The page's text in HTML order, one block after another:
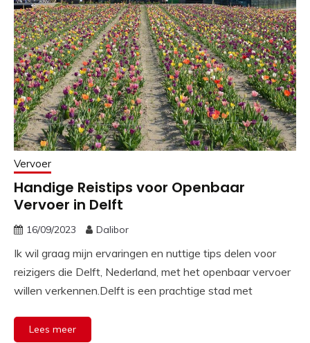
Vervoer
Handige Reistips voor Openbaar
Vervoer in Delft
16/09/2023 Dalibor
Ik wil graag mijn ervaringen en nuttige tips delen voor
reizigers die Delft, Nederland, met het openbaar vervoer
willen verkennen.Delft is een prachtige stad met
Lees meer